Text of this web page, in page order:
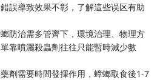
誤導致效果不彰，了解這些误区有助
螂防治需多管齊下，環境治理、物理方
靠噴灑殺蟲劑往往只能暫時減少數
藥劑需要時間發揮作用，蟑螂取食後1-7